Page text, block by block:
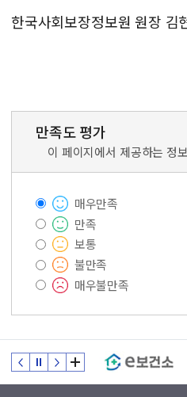
한국사회보장정보원 원장 김
만족도 평가
이 페이지에서 제공하는 정
매우만족
만족
보통
불만족
매우불만족